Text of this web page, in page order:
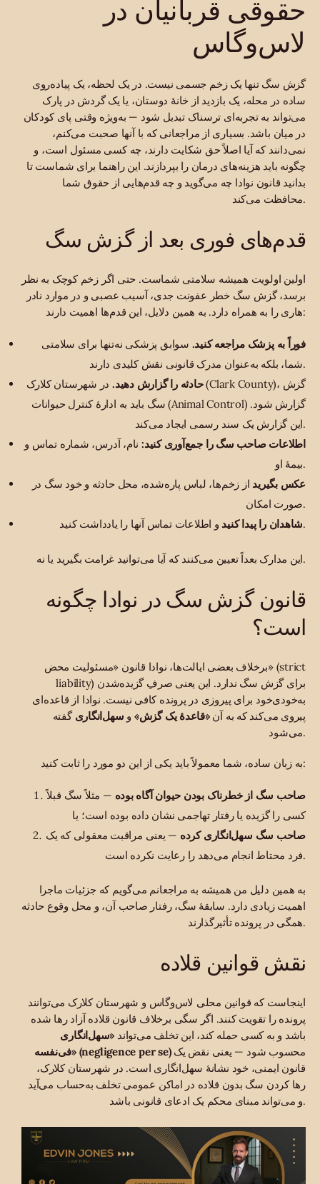
حقوقی قربانیان در
لاس‌وگاس
گزش سگ تنها یک زخم جسمی نیست. در یک لحظه، یک پیاده‌روی
ساده در محله، یک بازدید از خانهٔ دوستان، یا یک گردش در پارک
می‌تواند به تجربه‌ای ترسناک تبدیل شود — به‌ویژه وقتی پای کودکان
در میان باشد. بسیاری از مراجعانی که با آنها صحبت می‌کنم،
نمی‌دانند که آیا اصلاً حق شکایت دارند، چه کسی مسئول است، و
چگونه باید هزینه‌های درمان را بپردازند. این راهنما برای شماست تا
بدانید قانون نوادا چه می‌گوید و چه قدم‌هایی از حقوق شما
محافظت می‌کند.
قدم‌های فوری بعد از گزش سگ
اولین اولویت همیشه سلامتی شماست. حتی اگر زخم کوچک به نظر
برسد، گزش سگ خطر عفونت جدی، آسیب عصبی و در موارد نادر
هاری را به همراه دارد. به همین دلایل، این قدم‌ها اهمیت دارند:
فوراً به پزشک مراجعه کنید. سوابق پزشکی نه‌تنها برای سلامتی
شما، بلکه به‌عنوان مدرک قانونی نقش کلیدی دارند.
حادثه را گزارش دهید. در شهرستان کلارک (Clark County)، گزش
سگ باید به ادارهٔ کنترل حیوانات (Animal Control) گزارش شود.
این گزارش یک سند رسمی ایجاد می‌کند.
اطلاعات صاحب سگ را جمع‌آوری کنید: نام، آدرس، شماره تماس و
بیمهٔ او.
عکس بگیرید از زخم‌ها، لباس پاره‌شده، محل حادثه و خود سگ در
صورت امکان.
شاهدان را پیدا کنیدو اطلاعات تماس آنها را یادداشت کنید.
این مدارک بعداً تعیین می‌کنند که آیا می‌توانید غرامت بگیرید یا نه.
قانون گزش سگ در نوادا چگونه
است؟
برخلاف بعضی ایالت‌ها، نوادا قانون «مسئولیت محض» (strict
liability) برای گزش سگ ندارد. این یعنی صرفِ گزیده‌شدن
به‌خودی‌خود برای پیروزی در پرونده کافی نیست. نوادا از قاعده‌ای
پیروی می‌کند که به آن«قاعدهٔ یک گزش» و سهل‌انگاری گفته
می‌شود.
به زبان ساده، شما معمولاً باید یکی از این دو مورد را ثابت کنید:
صاحب سگ از خطرناک بودن حیوان آگاه بوده — مثلاً سگ قبلاً
کسی را گزیده یا رفتار تهاجمی نشان داده بوده است؛ یا
صاحب سگ سهل‌انگاری کرده — یعنی مراقبت معقولی که یک
فرد محتاط انجام می‌دهد را رعایت نکرده است.
به همین دلیل من همیشه به مراجعانم می‌گویم که جزئیات ماجرا
اهمیت زیادی دارد. سابقهٔ سگ، رفتار صاحب آن، و محل وقوع حادثه
همگی در پرونده تأثیرگذارند.
نقش قوانین قلاده
اینجاست که قوانین محلی لاس‌وگاس و شهرستان کلارک می‌توانند
پرونده را تقویت کنند. اگر سگی برخلاف قانون قلاده آزاد رها شده
باشد و به کسی حمله کند، این تخلف می‌تواند «سهل‌انگاری
فی‌نفسه» (negligence per se)محسوب شود — یعنی نقض یک
قانون ایمنی، خود نشانهٔ سهل‌انگاری است. در شهرستان کلارک،
رها کردن سگ بدون قلاده در اماکن عمومی تخلف به‌حساب می‌آید
و می‌تواند مبنای محکم یک ادعای قانونی باشد.